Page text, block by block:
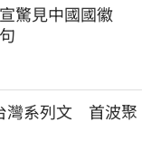
驚見中國國徽
灣系列文　首波聚